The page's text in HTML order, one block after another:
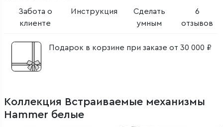
Забота о
клиенте
Инструкция
Сделать
умным
6
отзывов
Подарок в корзине при заказе от 30 000 ₽
Коллекция Встраиваемые механизмы
Hammer белые